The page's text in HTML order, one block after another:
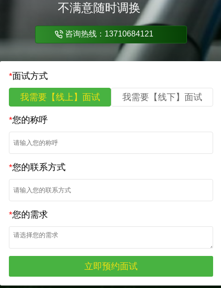
不满意随时调换
咨询热线：13710684121
*面试方式
我需要【线上】面试 我需要【线下】面试
*您的称呼
*您的联系方式
*您的需求